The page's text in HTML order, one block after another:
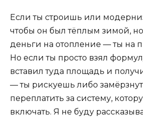
Если ты строишь или
чтобы он был тёплым зимой,
деньги на отопление — ты на
Но если ты просто взял
вставил туда площадь и
— ты рискуешь либо
переплатить за систему,
включать. Я не буду